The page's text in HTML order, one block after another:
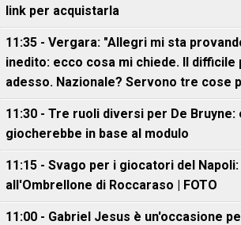
link per acquistarla
11:35 - Vergara: "Allegri mi sta
inedito: ecco cosa mi chiede. Il difficile
adesso. Nazionale? Servono tre cose
11:30 - Tre ruoli diversi per De Bruyne:
giocherebbe in base al modulo
11:15 - Svago per i giocatori del
all'Ombrellone di Roccaraso | FOTO
11:00 - Gabriel Jesus è un'occasione